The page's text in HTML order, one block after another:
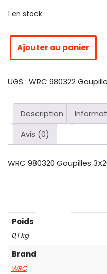
1 en stock
Ajouter au panier
UGS : WRC 980322
Description
Avis (0)
WRC 980320 Goupilles
Poids
0,1 kg
Brand
WRC